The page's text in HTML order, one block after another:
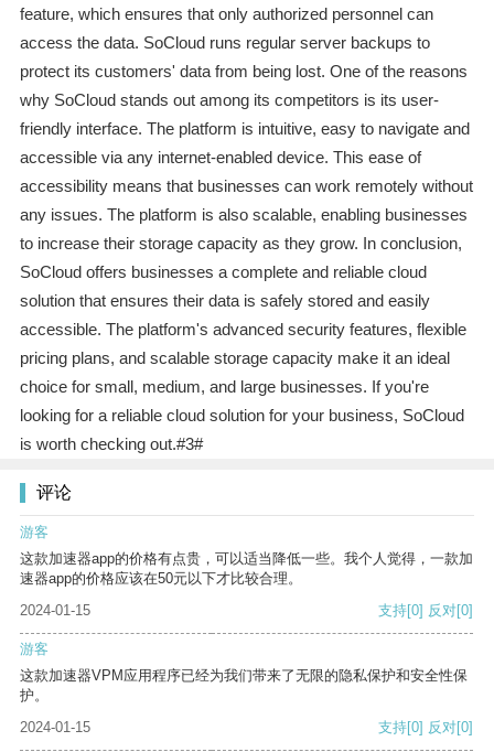
feature, which ensures that only authorized personnel can
access the data. SoCloud runs regular server backups to
protect its customers' data from being lost. One of the reasons
why SoCloud stands out among its competitors is its user-
friendly interface. The platform is intuitive, easy to navigate and
accessible via any internet-enabled device. This ease of
accessibility means that businesses can work remotely without
any issues. The platform is also scalable, enabling businesses
to increase their storage capacity as they grow. In conclusion,
SoCloud offers businesses a complete and reliable cloud
solution that ensures their data is safely stored and easily
accessible. The platform's advanced security features, flexible
pricing plans, and scalable storage capacity make it an ideal
choice for small, medium, and large businesses. If you're
looking for a reliable cloud solution for your business, SoCloud
is worth checking out.#3#
评论
游客
这款加速器app的价格有点贵，可以适当降低一些。我个人觉得，一款加
速器app的价格应该在50元以下才比较合理。
2024-01-15
支持[0] 反对[0]
游客
这款加速器VPM应用程序已经为我们带来了无限的隐私保护和安全性保
护。
2024-01-15
支持[0] 反对[0]